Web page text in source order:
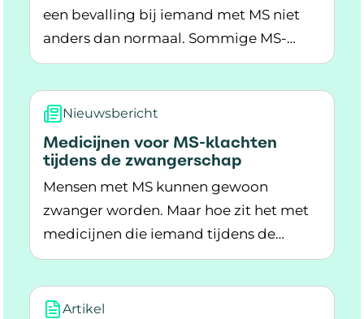
een bevalling bij iemand met MS niet
anders dan normaal. Sommige MS-
klachten zorgen wel voor een
Lees meer over Bevallen van een kind als je
Nieuwsbericht
Medicijnen voor MS-klachten
tijdens de zwangerschap
Mensen met MS kunnen gewoon
zwanger worden. Maar hoe zit het met
medicijnen die iemand tijdens de
zwangerschap voor MS-klachten
register laten zien dat dit waarschijnlijk
Lees meer over Medicijnen voor MS-klachten
Artikel